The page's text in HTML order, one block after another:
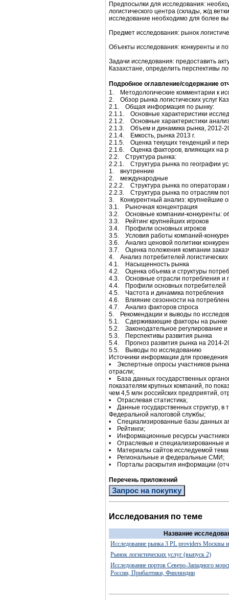
Предпосылки для исследования:
логистического центра (склады, ж/д
исследование необходимо для более
Предмет исследования: рынок
Объекты исследования: конкуренты и
Задачи исследования: предоставить
Казахстане, определить перспективы
Подробное оглавление/содержание
1. Методологические комментарии к
2. Обзор рынка логистических услуг
2.1. Общая информация по рынку:
2.1.1. Основные характеристики
2.1.2. Основные характеристики
2.1.3. Объем и динамика рынка, 2012-
2.1.4. Емкость, рынка 2013 г.
2.1.5. Оценка текущих тенденций и
2.1.6. Оценка факторов, влияющих на
2.2. Структура рынка:
2.2.1. Структура рынка по географии
1. внутренние
2. международные
2.2.2. Структура рынка по операторам
2.2.3. Структура рынка по отраслям
3. Конкурентный анализ: крупнейшие
3.1. Рыночная концентрация
3.2. Основные компании-конкуренты:
3.3. Рейтинг крупнейших игроков
3.4. Профили основных игроков
3.5. Условия работы компаний-
3.6. Анализ ценовой политики
3.7. Оценка положения компании
4. Анализ потребителей логистических
4.1. Насыщенность рынка
4.2. Оценка объема и структуры
4.3. Основные отрасли потребления и
4.4. Профили основных потребителей
4.5. Частота и динамика потребления
4.6. Влияние сезонности на
4.7. Анализ факторов спроса
5. Рекомендации и выводы по
5.1. Сдерживающие факторы на рынке
5.2. Законодательное регулирование
5.3. Перспективы развития рынка
5.4. Прогноз развития рынка на 2014-
5.5. Выводы по исследованию
Источники информации для
• Экспертные опросы участников
отрасли;
• База данных государственных
показателям крупных компаний, по
чем 4,5 млн российских предприятий,
• Отраслевая статистика;
• Данные государственных структур, в
Федеральной налоговой службы;
• Специализированные базы данных
• Рейтинги;
• Информационные ресурсы
• Отраслевые и специализированные
• Материалы сайтов исследуемой
• Региональные и федеральные СМИ;
• Порталы раскрытия информации
Перечень приложений
Запрос на покупку
Исследования по теме
Название
Исследование рынка 3 PL providers Москвы
Рынок логистических услуг (выпуск 2)
Исследование портов Северо-Западного
России, Прибалтики, Финляндии